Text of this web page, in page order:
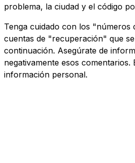
problema, la ciudad y el código
Tenga cuidado con los "números
cuentas de "recuperación" que
continuación. Asegúrate de
negativamente esos comentarios.
información personal.